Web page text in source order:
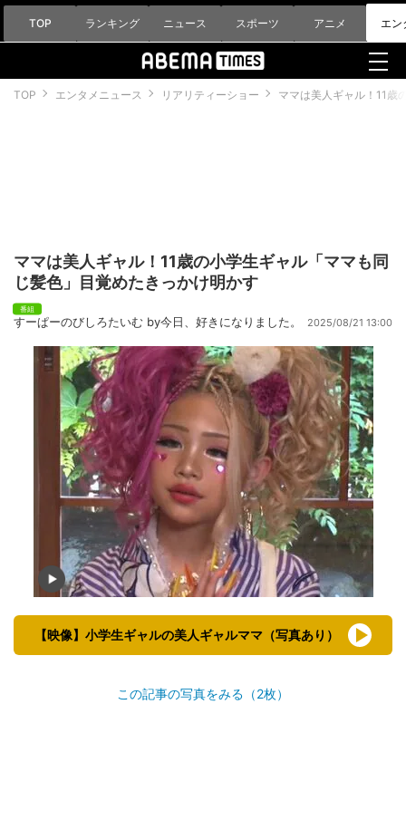
TOP ランキング ニュース スポーツ アニメ エン
TOP エンタメニュース リアリティーショー ママは美人ギャル！11歳
ママは美人ギャル！11歳の小学生ギャル「ママも同
じ髪色」目覚めたきっかけ明かす
すーぱーのびしろたいむ by今日、好きになりました。 2025/08/21 13:00
【映像】小学生ギャルの美人ギャルママ（写真あり）
この記事の写真をみる（2枚）